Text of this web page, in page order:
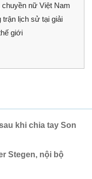
chuyền nữ Việt Nam
trận lịch sử tại giải
giới
khi chia tay Son
Stegen, nội bộ